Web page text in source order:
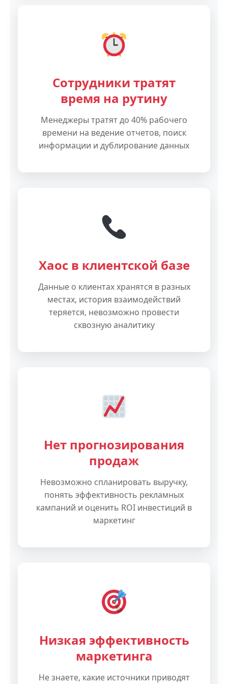
Сотрудники тратят
время на рутину
Менеджеры тратят до 40% рабочего
времени на ведение отчетов, поиск
информации и дублирование данных
Хаос в клиентской базе
Данные о клиентах хранятся в разных
местах, история взаимодействий
теряется, невозможно провести
сквозную аналитику
Нет прогнозирования
продаж
Невозможно спланировать выручку,
понять эффективность рекламных
кампаний и оценить ROI инвестиций в
маркетинг
Низкая эффективность
маркетинга
Не знаете, какие источники приводят